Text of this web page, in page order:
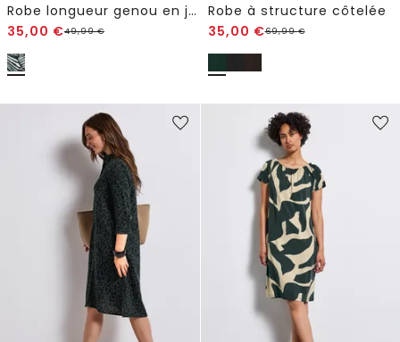
Robe longueur genou en jersey
35,00 €49,99€
Robe à structure côtelée
35,00 €69,99€